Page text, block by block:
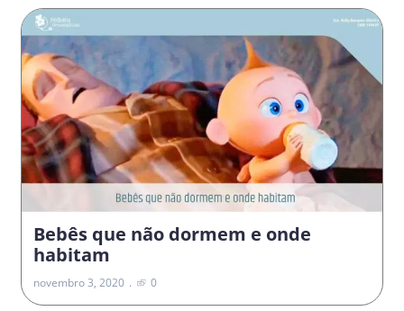
Bebês que não dormem e onde
habitam
novembro 3, 2020 0